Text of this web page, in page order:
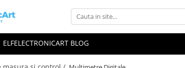
ELFELECTRONICART BLOG